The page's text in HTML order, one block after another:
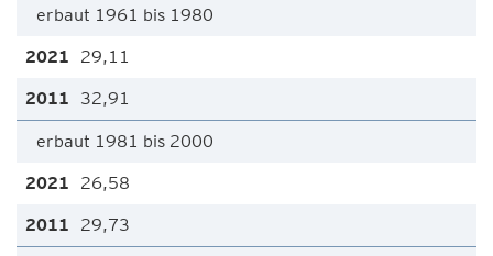
erbaut 1961 bis 1980
29,11
32,91
erbaut 1981 bis 2000
26,58
29,73